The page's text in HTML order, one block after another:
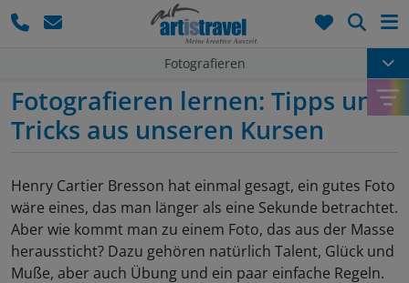
Fotografieren
Fotografieren lernen
Tipps & Tricks aus unseren Kursen
Fotografieren lernen: Tipps und
Tricks aus unseren Kursen
Henry Cartier Bresson hat einmal gesagt, ein gutes Foto
wäre eines, das man länger als eine Sekunde betrachtet.
Aber wie kommt man zu einem Foto, das aus der Masse
heraussticht? Dazu gehören natürlich Talent, Glück und
Muße, aber auch Übung und ein paar einfache Regeln.